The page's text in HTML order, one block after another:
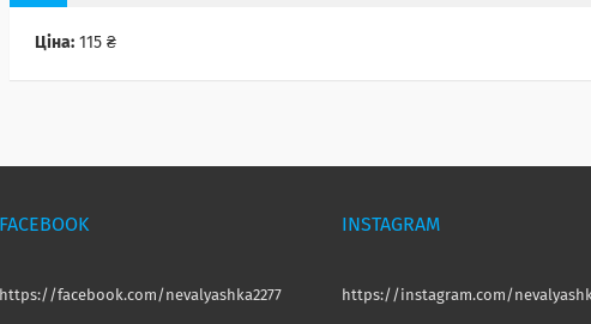
Ціна: 115 ₴
FACEBOOK
https://facebook.com/nevalyashka2277
INSTAGRAM
https://instagram.com/